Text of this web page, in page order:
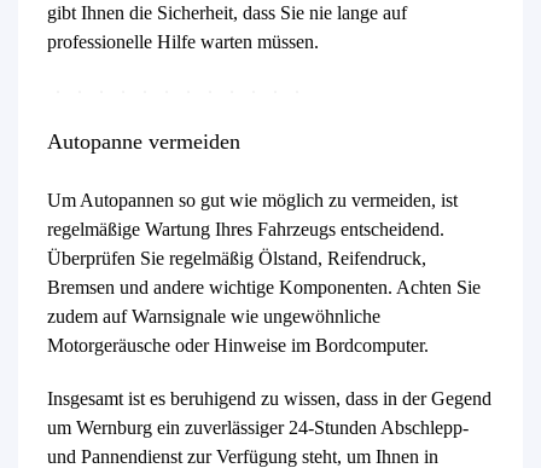
gibt Ihnen die Sicherheit, dass Sie nie lange auf
professionelle Hilfe warten müssen.
Autopanne vermeiden
Um Autopannen so gut wie möglich zu vermeiden, ist
regelmäßige Wartung Ihres Fahrzeugs entscheidend.
Überprüfen Sie regelmäßig Ölstand, Reifendruck,
Bremsen und andere wichtige Komponenten. Achten Sie
zudem auf Warnsignale wie ungewöhnliche
Motorgeräusche oder Hinweise im Bordcomputer.
Insgesamt ist es beruhigend zu wissen, dass in der Gegend
um Wernburg ein zuverlässiger 24-Stunden Abschlepp-
und Pannendienst zur Verfügung steht, um Ihnen in